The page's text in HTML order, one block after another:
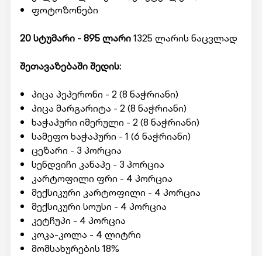
ფოტოზონები
20 სტუმარი - 895 ლარი1325 ლარის ნაცვლად
შეთავაზებაში შედის:
პიცა პეპერონი - 2 (8 ნაჭრიანი)
პიცა მარგარიტა - 2 (8 ნაჭრიანი)
ხაჭაპური იმერული - 2 (8 ნაჭრიანი)
სამეფო ხაჭაპური - 1 (6 ნაჭრიანი)
ცეზარი - 3 პორცია
სენდვიჩი კანაპე - 3 პორცია
კარტოფილი ფრი - 4 პორცია
მექსიკური კარტოფილი - 4 პორცია
მექსიკური სოუსი - 4 პორცია
კეტჩუპი - 4 პორცია
კოკა-კოლა - 4 ლიტრი
მომსახურების 18%